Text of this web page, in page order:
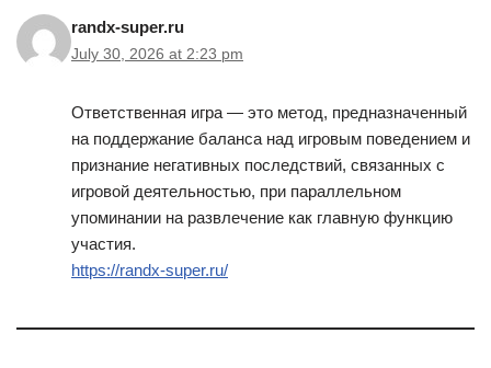
randx-super.ru
July 30, 2026 at 2:23 pm
Ответственная игра — это метод, предназначенный
на поддержание баланса над игровым поведением и
признание негативных последствий, связанных с
игровой деятельностью, при параллельном
упоминании на развлечение как главную функцию
участия.
https://randx-super.ru/